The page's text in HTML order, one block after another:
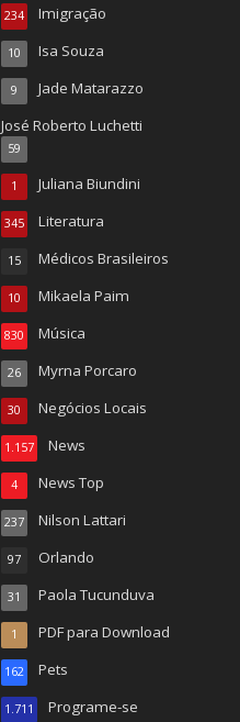
Imigração
234
Isa Souza
10
Jade Matarazzo
9
José Roberto Luchetti
59
Juliana Biundini
1
Literatura
345
Médicos Brasileiros
15
Mikaela Paim
10
Música
830
Myrna Porcaro
26
Negócios Locais
30
News
1.157
News Top
4
Nilson Lattari
237
Orlando
97
Paola Tucunduva
31
PDF para Download
1
Pets
162
Programe-se
1.711